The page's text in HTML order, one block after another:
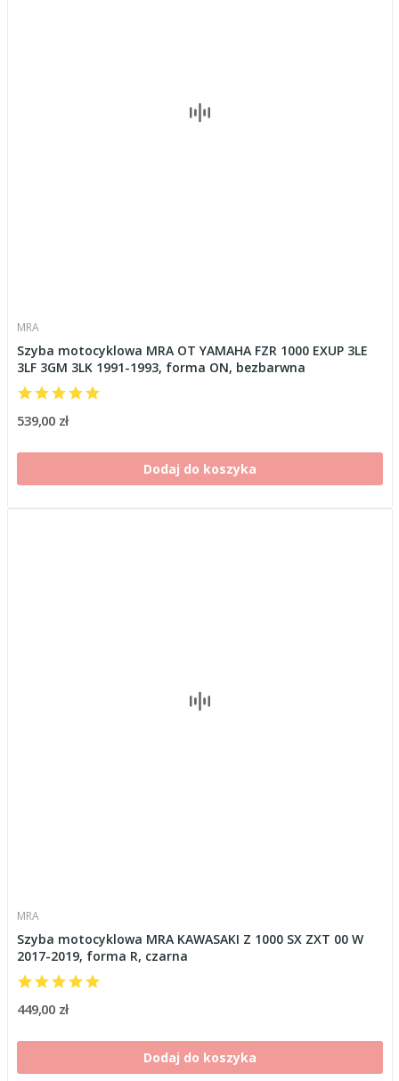
MRA
Szyba motocyklowa MRA OT YAMAHA FZR 1000 EXUP 3LE
3LF 3GM 3LK 1991-1993, forma ON, bezbarwna
539,00 zł
Dodaj do koszyka
MRA
Szyba motocyklowa MRA KAWASAKI Z 1000 SX ZXT 00 W
2017-2019, forma R, czarna
449,00 zł
Dodaj do koszyka